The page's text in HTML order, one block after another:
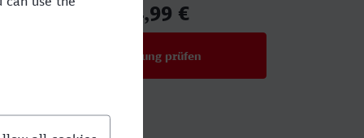
54,99 €
Verbindung prüfen